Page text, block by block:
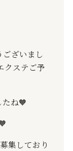
ざいまし
クステご予
たね🧡
集しており